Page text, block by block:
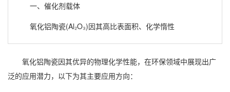
一、催化剂载体
氧化铝陶瓷(Al₂O₃)因其高比表面积、化学惰性
氧化铝陶瓷因其优异的物理化学性能，在环保领域中展现出广
泛的应用潜力，以下为其主要应用方向：